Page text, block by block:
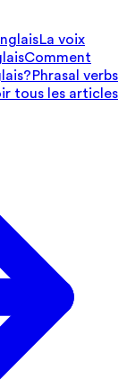
La voix
Comment
Phrasal verbs
tous les articles